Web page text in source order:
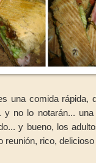
una comida rápida,
y no lo notarán...
y bueno, los
reunión, rico,